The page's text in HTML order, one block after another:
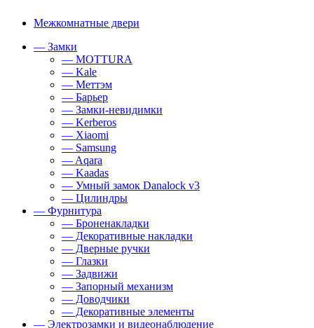
Межкомнатные двери
— Замки
— MOTTURA
— Kale
— Меттэм
— Барьер
— Замки-невидимки
— Kerberos
— Xiaomi
— Samsung
— Aqara
— Kaadas
— Умный замок Danalock v3
— Цилиндры
— Фурнитура
— Броненакладки
— Декоративные накладки
— Дверные ручки
— Глазки
— Задвижи
— Запорный механизм
— Доводчики
— Декоративные элементы
— Электрозамки и видеонаблюдение